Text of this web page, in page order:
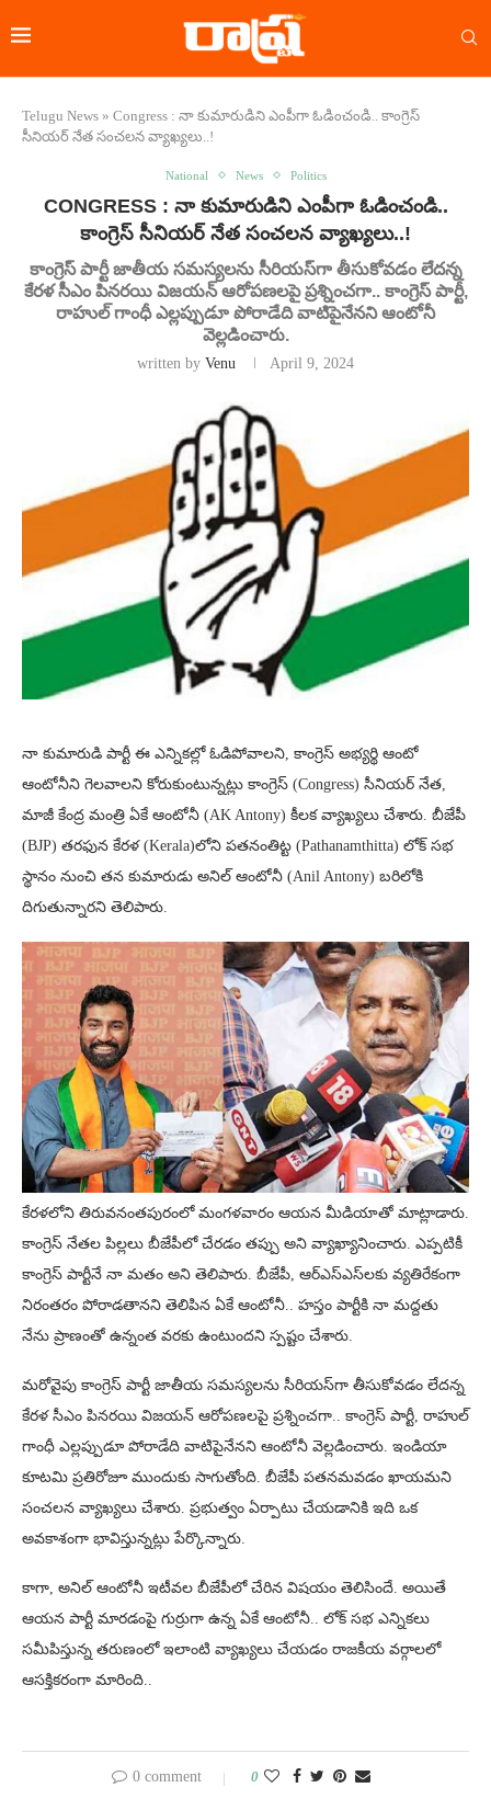
Telugu News » Congress : నా కుమారుడిని ఎంపీగా ఓడించండి.. కాంగ్రెస్
సీనియర్ నేత సంచలన వ్యాఖ్యలు..!
National News Politics
CONGRESS : నా కుమారుడిని ఎంపీగా ఓడించండి..
కాంగ్రెస్ సీనియర్ నేత సంచలన వ్యాఖ్యలు..!
కాంగ్రెస్ పార్టీ జాతీయ సమస్యలను సీరియస్‌గా తీసుకోవడం లేదన్న
కేరళ సీఎం పినరయి విజయన్ ఆరోపణలపై ప్రశ్నించగా.. కాంగ్రెస్ పార్టీ,
రాహుల్ గాంధీ ఎల్లప్పుడూ పోరాడేది వాటిపైనేనని ఆంటోనీ
వెల్లడించారు.
written by Venu April 9, 2024
నా కుమారుడి పార్టీ ఈ ఎన్నికల్లో ఓడిపోవాలని, కాంగ్రెస్ అభ్యర్థి ఆంటో
ఆంటోనీని గెలవాలని కోరుకుంటున్నట్లు కాంగ్రెస్ (Congress) సీనియర్ నేత,
మాజీ కేంద్ర మంత్రి ఏకే ఆంటోనీ (AK Antony) కీలక వ్యాఖ్యలు చేశారు. బీజేపీ
(BJP) తరఫున కేరళ (Kerala)లోని పతనంతిట్ట (Pathanamthitta) లోక్ సభ
స్థానం నుంచి తన కుమారుడు అనిల్ ఆంటోనీ (Anil Antony) బరిలోకి
దిగుతున్నారని తెలిపారు.
కేరళలోని తిరువనంతపురంలో మంగళవారం ఆయన మీడియాతో మాట్లాడారు.
కాంగ్రెస్ నేతల పిల్లలు బీజేపీలో చేరడం తప్పు అని వ్యాఖ్యానించారు. ఎప్పటికీ
కాంగ్రెస్ పార్టీనే నా మతం అని తెలిపారు. బీజేపీ, ఆర్ఎస్ఎస్‌లకు వ్యతిరేకంగా
నిరంతరం పోరాడతానని తెలిపిన ఏకే ఆంటోనీ.. హస్తం పార్టీకి నా మద్దతు
నేను ప్రాణంతో ఉన్నంత వరకు ఉంటుందని స్పష్టం చేశారు.
మరోవైపు కాంగ్రెస్ పార్టీ జాతీయ సమస్యలను సీరియస్‌గా తీసుకోవడం లేదన్న
కేరళ సీఎం పినరయి విజయన్ ఆరోపణలపై ప్రశ్నించగా.. కాంగ్రెస్ పార్టీ, రాహుల్
గాంధీ ఎల్లప్పుడూ పోరాడేది వాటిపైనేనని ఆంటోనీ వెల్లడించారు. ఇండియా
కూటమి ప్రతిరోజూ ముందుకు సాగుతోంది. బీజేపీ పతనమవడం ఖాయమని
సంచలన వ్యాఖ్యలు చేశారు. ప్రభుత్వం ఏర్పాటు చేయడానికి ఇది ఒక
అవకాశంగా భావిస్తున్నట్లు పేర్కొన్నారు.
కాగా, అనిల్ ఆంటోనీ ఇటీవల బీజేపీలో చేరిన విషయం తెలిసిందే. అయితే
ఆయన పార్టీ మారడంపై గుర్రుగా ఉన్న ఏకే ఆంటోనీ.. లోక్ సభ ఎన్నికలు
సమీపిస్తున్న తరుణంలో ఇలాంటి వ్యాఖ్యలు చేయడం రాజకీయ వర్గాలలో
ఆసక్తికరంగా మారింది..
0 comment 0